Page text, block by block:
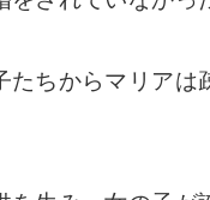
たちからマリア